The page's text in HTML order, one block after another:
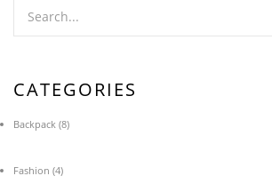
CATEGORIES
Backpack (8)
Fashion (4)